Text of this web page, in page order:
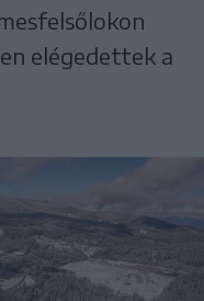
elégedettek a